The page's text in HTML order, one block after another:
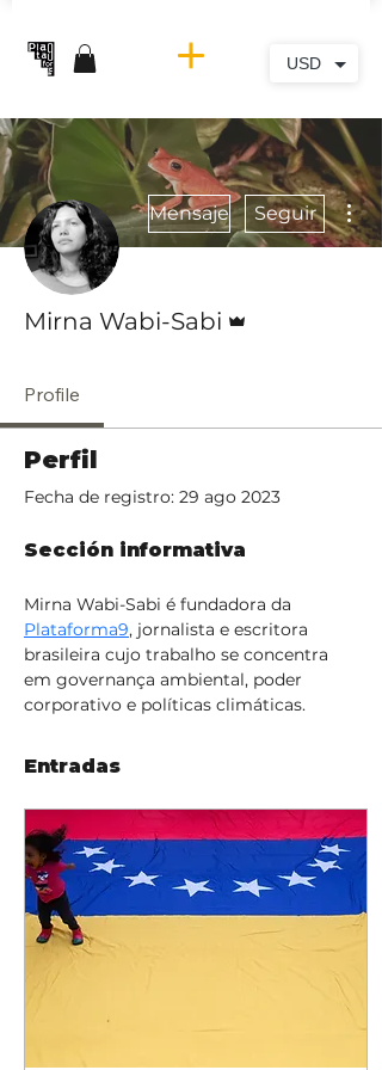
Mensaje Seguir
Mirna Wabi-Sabi
Profile
Perfil
Fecha de registro: 29 ago 2023
Sección informativa
Mirna Wabi-Sabi é fundadora da
Plataforma9, jornalista e escritora
brasileira cujo trabalho se concentra
em governança ambiental, poder
corporativo e políticas climáticas.
Entradas
USD